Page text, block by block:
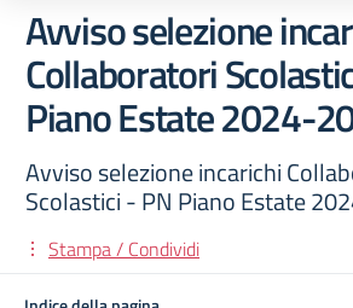
Avviso selezione
Collaboratori
Piano Estate 2024-
Avviso selezione incarichi
Scolastici - PN Piano Estate
Stampa / Condividi